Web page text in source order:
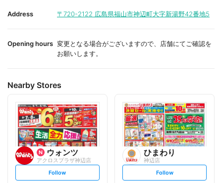
i
t
i
t
Address 〒720-2122 広島県福山市神辺町大字新湯野42番地5
Opening hours 変更となる場合がございますので、店舗にてご確認を
お願いします。
Nearby Stores
ウォンツ
アクロスプラザ神辺店
s
Follow
ひまわり
神辺店
s
Follow